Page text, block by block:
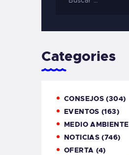
Categories
CONSEJOS (304)
EVENTOS (163)
MEDIO AMBIENTE
NOTICIAS (746)
OFERTA (4)